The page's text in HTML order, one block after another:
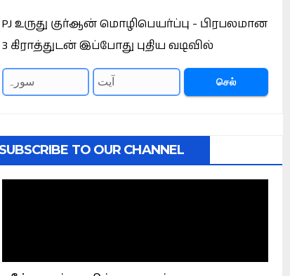
PJ உருது குர்ஆன் மொழிபெயர்ப்பு - பிரபலமான
3 கிராத்துடன் இப்போது புதிய வடிவில்
செல்
SUBSCRIBE TO OUR CHANNEL